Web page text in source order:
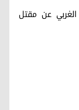
عن مقتل